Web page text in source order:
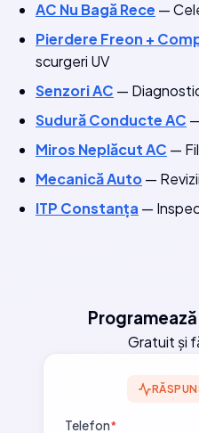
AC Nu Bagă Rece —
Pierdere Freon +
scurgeri UV
Senzori AC —
Sudură Conducte AC
Miros Neplăcut AC —
Mecanică Auto—
ITP Constanța —
Gratuit și
Telefon*